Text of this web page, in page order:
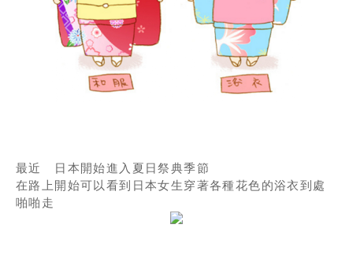
最近 日本開始進入夏日祭典季節
在路上開始可以看到日本女生穿著各種花色的浴衣到處
啪啪走